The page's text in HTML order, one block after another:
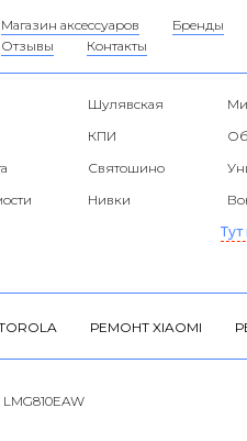
Магазин аксессуаров Бренды
Отзывы
Контакты
Шулявская
КПИ
Святошино
Нивки
РЕМОНТ XIAOMI